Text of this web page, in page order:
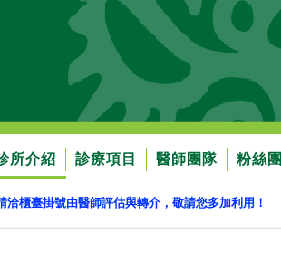
所介紹 診療項目 醫師團隊 粉絲團
櫃臺掛號由醫師評估與轉介，敬請您多加利用！